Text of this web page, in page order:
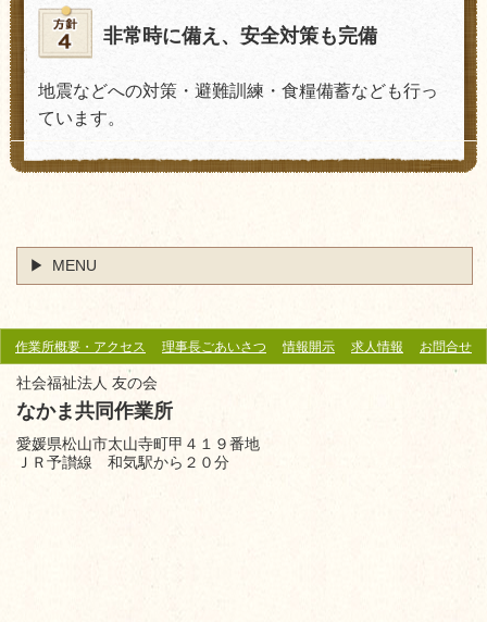
非常時に備え、安全対策も完備
地震などへの対策・避難訓練・食糧備蓄なども行っ
ています。
MENU
作業所概要・アクセス 理事長ごあいさつ 情報開示 求人情報 お問合せ
社会福祉法人 友の会
なかま共同作業所
愛媛県松山市太山寺町甲４１９番地
ＪＲ予讃線 和気駅から ２０分